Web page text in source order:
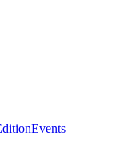
Events